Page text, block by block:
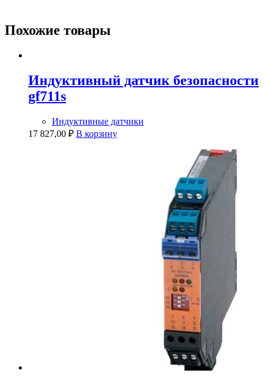
Похожие товары
Индуктивный датчик безопасности
gf711s
Индуктивные датчики
17 827,00 ₽ В корзину